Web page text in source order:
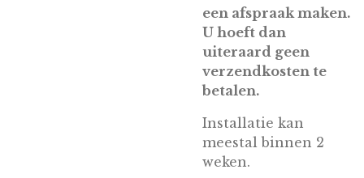
een afspraak maken.
U hoeft dan
uiteraard geen
verzendkosten te
betalen.
Installatie kan
meestal binnen 2
weken.